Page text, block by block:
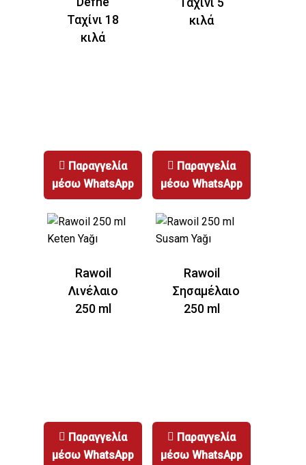
ΑΠΛΟΣ
Λεπτομερείς
Πληροφορίες
Ταχίνι 18
κιλά
Παραγγελία
μέσω WhatsApp
κιλά
Παραγγελία
μέσω WhatsApp
Rawoil
Λινέλαιο
250 ml
Παραγγελία
μέσω WhatsApp
Rawoil
Σησαμέλαιο
250 ml
Παραγγελία
μέσω WhatsApp